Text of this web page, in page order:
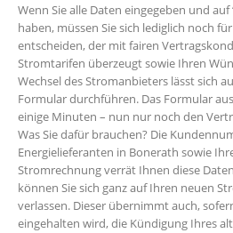
Wenn Sie alle Daten eingegeben und auf
haben, müssen Sie sich lediglich noch
entscheiden, der mit fairen
Stromtarifen überzeugt sowie Ihren
Wechsel des Stromanbieters lässt sich
Formular durchführen. Das Formular
einige Minuten – nun nur noch den
Was Sie dafür brauchen? Die
Energielieferanten in Bonerath sowie
Stromrechnung verrät Ihnen diese
können Sie sich ganz auf Ihren neuen
verlassen. Dieser übernimmt auch,
eingehalten wird, die Kündigung Ihres